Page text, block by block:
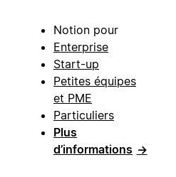
Notion pour
Enterprise
Start-up
Petites équipes
et PME
Particuliers
Plus
d’informations →